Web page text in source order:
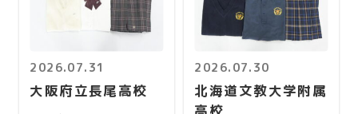
2026.07.31
大阪府立長尾高校
2026.07.30
北海道文教大学附属